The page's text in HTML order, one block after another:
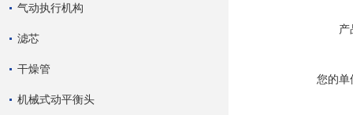
气动执行机构
滤芯
干燥管
机械式动平衡头
产
您的单